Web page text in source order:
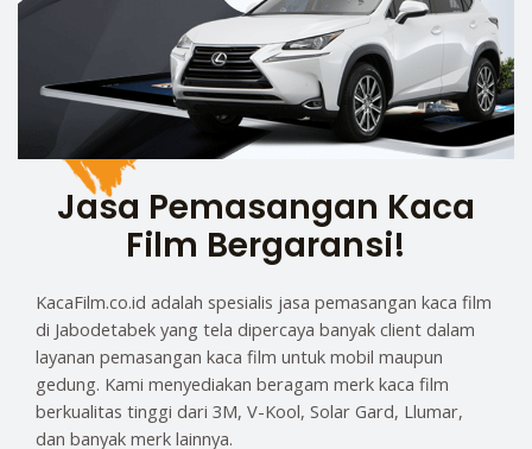
Jasa Pemasangan Kaca
Film Bergaransi!
KacaFilm.co.id adalah spesialis jasa pemasangan kaca film
di Jabodetabek yang tela dipercaya banyak client dalam
layanan pemasangan kaca film untuk mobil maupun
gedung. Kami menyediakan beragam merk kaca film
berkualitas tinggi dari 3M, V-Kool, Solar Gard, Llumar,
dan banyak merk lainnya.